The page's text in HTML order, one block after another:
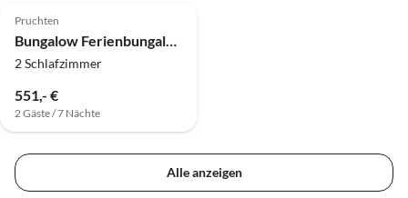
Pruchten
2 Schlafzimmer
551,- €
2 Gäste / 7 Nächte
Alle anzeigen